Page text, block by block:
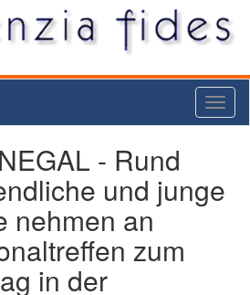
- Rund
und junge
nehmen an
zum
in der